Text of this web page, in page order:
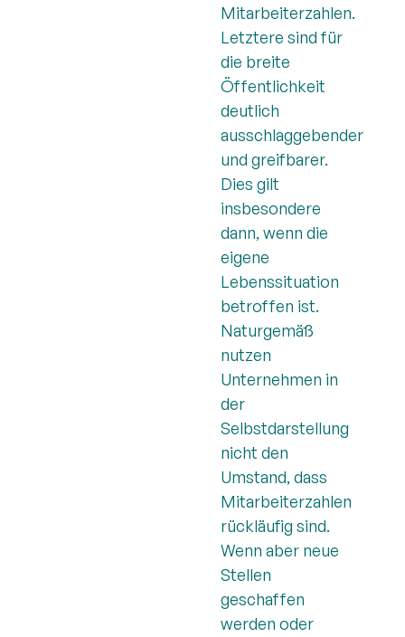
Mitarbeiterzahlen.
Letztere sind für
die breite
Öffentlichkeit
deutlich
ausschlaggebender
und greifbarer.
Dies gilt
insbesondere
dann, wenn die
eigene
Lebenssituation
betroffen ist.
Naturgemäß
nutzen
Unternehmen in
der
Selbstdarstellung
nicht den
Umstand, dass
Mitarbeiterzahlen
rückläufig sind.
Wenn aber neue
Stellen
geschaffen
werden oder